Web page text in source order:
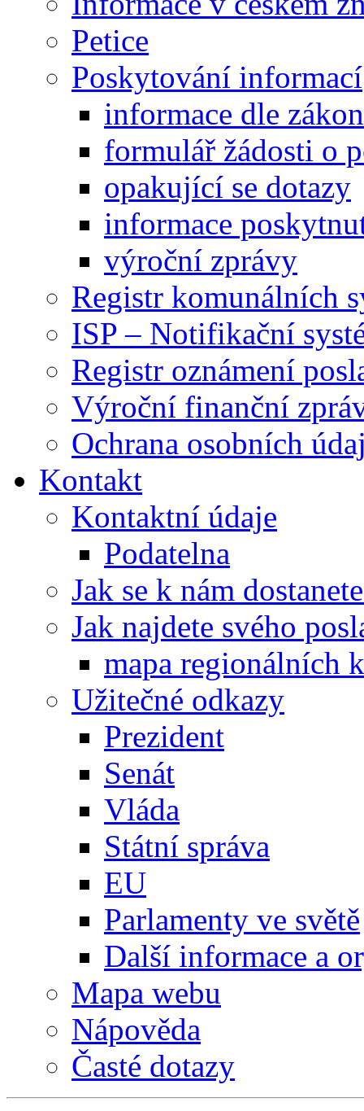
Petice
Poskytování informací
informace dle
formulář žádosti o
opakující se dotazy
informace
výroční zprávy
Registr komunálních
ISP – Notifikační
Registr oznámení
Výroční finanční
Ochrana osobních
Kontakt
Kontaktní údaje
Podatelna
Jak se k nám
Jak najdete svého
mapa regionálních
Užitečné odkazy
Prezident
Senát
Vláda
Státní správa
EU
Parlamenty ve světě
Další informace a
Mapa webu
Nápověda
Časté dotazy